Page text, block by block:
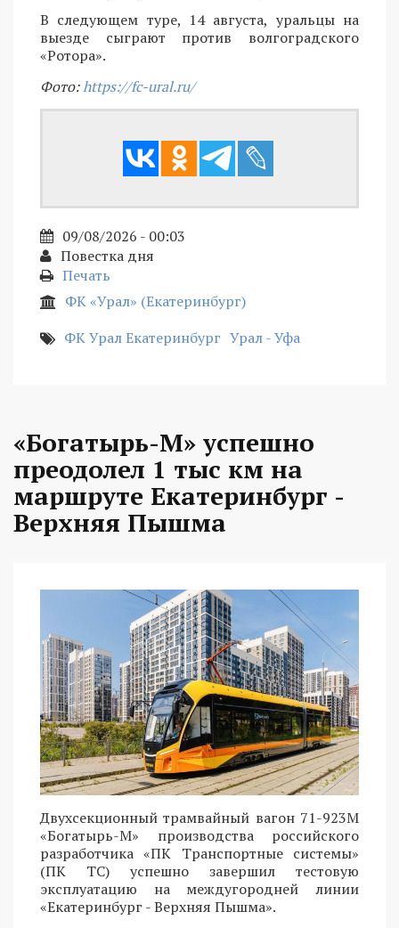
В следующем туре, 14 августа, уральцы на
выезде сыграют против волгоградского
«Ротора».
Фото:https://fc-ural.ru/
09/08/2026 - 00:03
Повестка дня
Печать
ФК «Урал» (Екатеринбург)
ФК Урал Екатеринбург Урал - Уфа
«Богатырь-М» успешно
преодолел 1 тыс км на
маршруте Екатеринбург -
Верхняя Пышма
Двухсекционный трамвайный вагон 71-923М
«Богатырь-М» производства российского
разработчика «ПК Транспортные системы»
(ПК ТС) успешно завершил тестовую
эксплуатацию на междугородней линии
«Екатеринбург - Верхняя Пышма».